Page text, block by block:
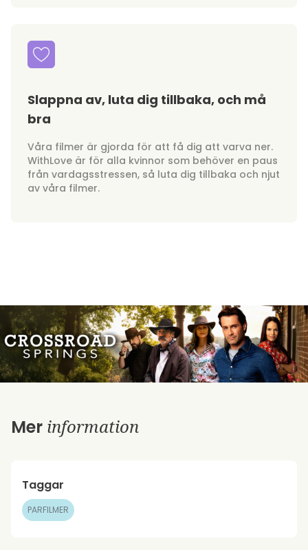
Slappna av, luta dig tillbaka, och må
bra
Våra filmer är gjorda för att få dig att varva ner.
WithLove är för alla kvinnor som behöver en paus
från vardagsstressen, så luta dig tillbaka och njut
av våra filmer.
Mer information
Taggar
PARFILMER